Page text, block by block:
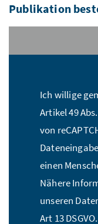
Publikation
Ich willige
Artikel 49
von
einen
Nähere
unseren
Art 13
Name:*
E-Mail Adresse:*